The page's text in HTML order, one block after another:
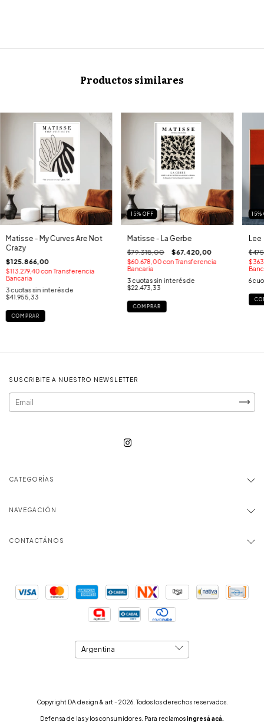
Productos similares
Matisse - My Curves Are Not
Crazy
$125.866,00
$113.279,40con Transferencia
Bancaria
3 cuotas sin interés de
$41.955,33
COMPRAR
15% OFF
Matisse - La Gerbe
$79.318,00 $67.420,00
$60.678,00con Transferencia
Bancaria
3 cuotas sin interés de
$22.473,33
COMPRAR
15%
Lee
6
SUSCRIBITE A NUESTRO NEWSLETTER
CATEGORÍAS
NAVEGACIÓN
CONTACTÁNOS
Copyright DA design & art - 2026. Todos los derechos reservados.
Defensa de las y los consumidores. Para reclamosingresá acá.